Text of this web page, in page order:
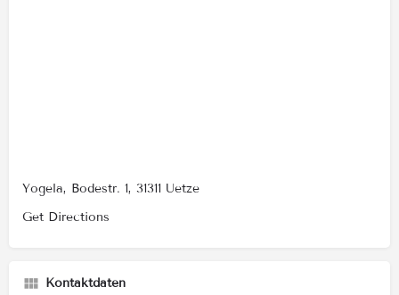
Yogela, Bodestr. 1, 31311 Uetze
Get Directions
Kontaktdaten